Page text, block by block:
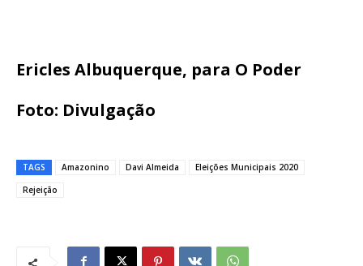
Ericles Albuquerque, para O Poder
Foto: Divulgação
TAGS Amazonino Davi Almeida
Eleições Municipais 2020
Rejeição